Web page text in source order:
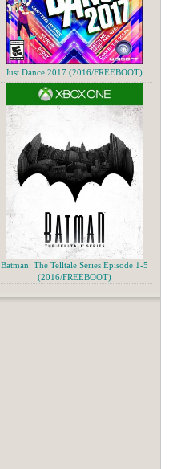
Just Dance 2017 (2016/FREEBOOT)
Batman: The Telltale Series Episode 1-5
(2016/FREEBOOT)